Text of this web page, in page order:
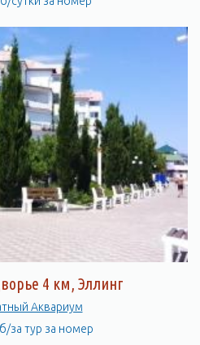
4 км, Эллинг
Аквариум
за тур за номер